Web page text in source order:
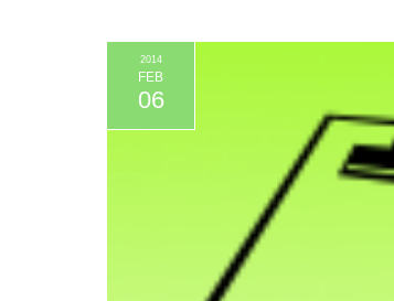
2014
FEB
06